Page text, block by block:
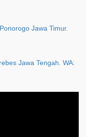
Jawa Timur.
Jawa Tengah. WA: